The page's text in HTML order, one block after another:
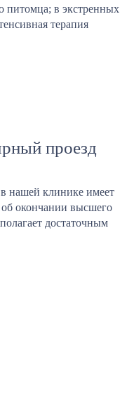
питомца; в экстренных
терапия
проезд
нашей клинике имеет
окончании высшего
достаточным